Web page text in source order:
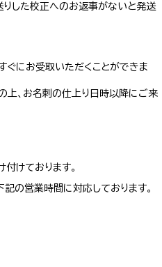
した校正へのお返事がないと発送
ぐにお受取いただくことができま
上、お名刺の仕上り日時以降にご来
けております。
の営業時間に対応しております。